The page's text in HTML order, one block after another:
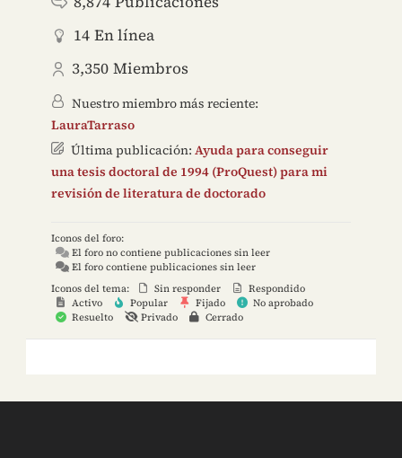
14 En línea
3,350 Miembros
Nuestro miembro más reciente:
LauraTarraso
Última publicación: Ayuda para conseguir
una tesis doctoral de 1994 (ProQuest) para mi
revisión de literatura de doctorado
Iconos del foro:
El foro no contiene publicaciones sin leer
El foro contiene publicaciones sin leer
Iconos del tema:
Sin responder
Respondido
Activo
Popular Fijado
No aprobado
Resuelto
Privado Cerrado